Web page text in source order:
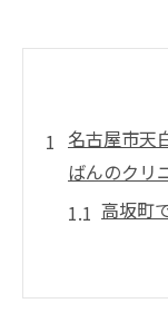
名古屋市天
ばんのクリ
高坂町
天白